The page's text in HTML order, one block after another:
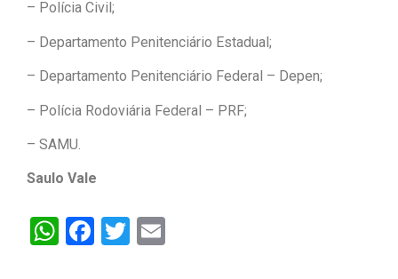
– Polícia Civil;
– Departamento Penitenciário Estadual;
– Departamento Penitenciário Federal – Depen;
– Polícia Rodoviária Federal – PRF;
– SAMU.
Saulo Vale
WhatsApp
Facebook
Twitter